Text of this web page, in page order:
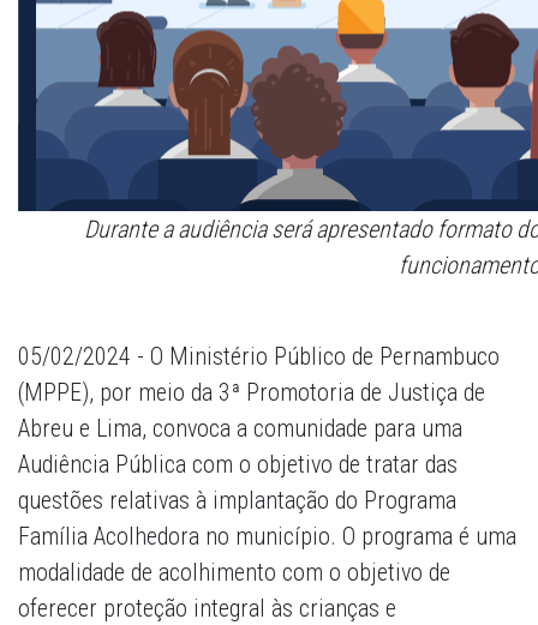
Durante a audiência será apresentado formato
05/02/2024 - O Ministério Público de Pernambuco
(MPPE), por meio da 3ª Promotoria de Justiça de
Abreu e Lima, convoca a comunidade para uma
Audiência Pública com o objetivo de tratar das
questões relativas à implantação do Programa
Família Acolhedora no município. O programa é uma
modalidade de acolhimento com o objetivo de
oferecer proteção integral às crianças e